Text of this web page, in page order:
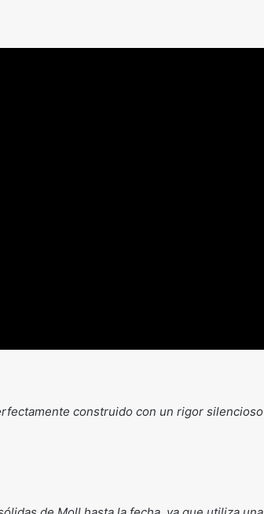
construido con un rigor silencioso